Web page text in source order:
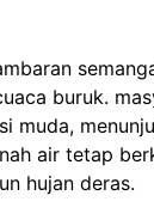
buruk.
muda,
air tetap
hujan deras.